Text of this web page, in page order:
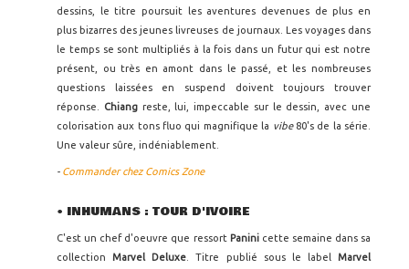
dessins, le titre poursuit les aventures devenues de plus en
plus bizarres des jeunes livreuses de journaux. Les voyages dans
le temps se sont multipliés à la fois dans un futur qui est notre
présent, ou très en amont dans le passé, et les nombreuses
questions laissées en suspend doivent toujours trouver
réponse. Chiang reste, lui, impeccable sur le dessin, avec une
colorisation aux tons fluo qui magnifique la vibe80's de la série.
Une valeur sûre, indéniablement.
- Commander chez Comics Zone
• INHUMANS : TOUR D'IVOIRE
C'est un chef d'oeuvre que ressort Panini cette semaine dans sa
collectionMarvel Deluxe . Titre publié sous le label Marvel